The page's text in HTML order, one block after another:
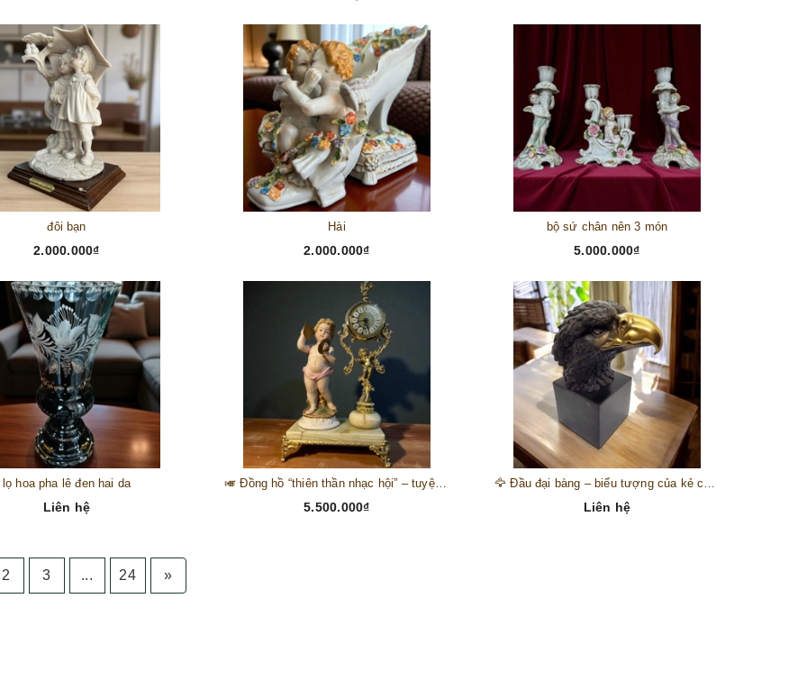
đôi bạn
2.000.000₫
Hài
2.000.000₫
bộ sứ chân nên 3 món
5.000.000₫
lọ hoa pha lê đen hai da
Liên hệ
🎺 Đồng hồ “thiên thần nhạc hội” – tuyệt mỹ phẩm trang trí phong cách hoàng gia 🎼
5.500.000₫ Liên hệ
2 3 ... 24 »